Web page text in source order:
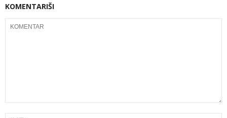
KOMENTARIŠI